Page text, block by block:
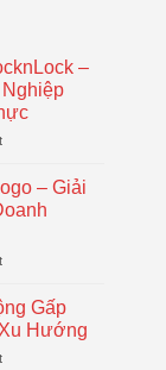
–
ở
Nhiệt
LocknLock
Quà
Doanh
Nghiệp
Hiện
Đại,
– Giải
ở
Tay
Lò
Xo
In
Gấp
Hướng
ở